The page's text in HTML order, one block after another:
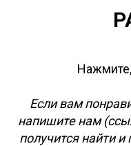
Если вам
напишите нам
получится найти и